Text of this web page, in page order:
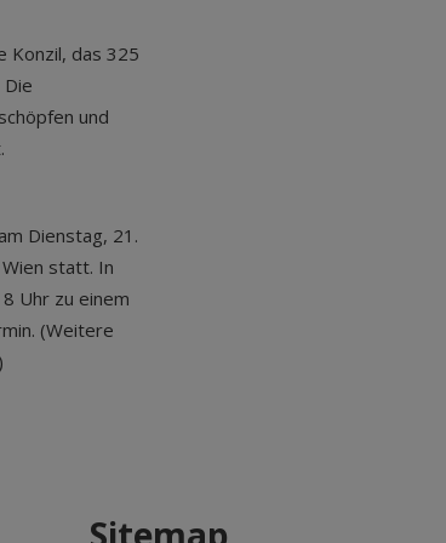
Konzil, das 325
und
Dienstag, 21.
statt. In
Uhr zu einem
(Weitere
)